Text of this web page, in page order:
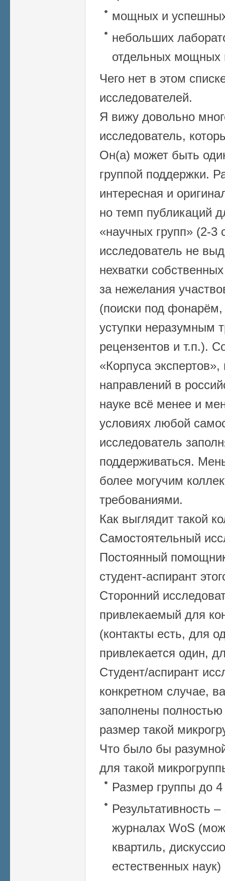
мощных и
небольших
отдельных мощных
Чего нет в этом
исследователей.
Я вижу довольно
исследователь,
Он(а) может быть
группой поддержки.
интересная и
но темп публикаций
«научных групп» (2-3
исследователь не
нехватки
за нежелания
(поиски под фонарём,
уступки неразумным
рецензентов и т.п.).
«Корпуса
направлений в
науке всё менее и
условиях любой
исследователь
поддерживаться.
более могучим
требованиями.
Как выглядит такой
Самостоятельный
Постоянный
студент-аспирант
Сторонний
привлекаемый для
(контакты есть, для
привлекается один,
Студент/аспирант
конкретном случае,
заполнены
размер такой
Что было бы
для такой
Размер группы до
Результативность
журналах WoS
квартиль,
естественных наук)